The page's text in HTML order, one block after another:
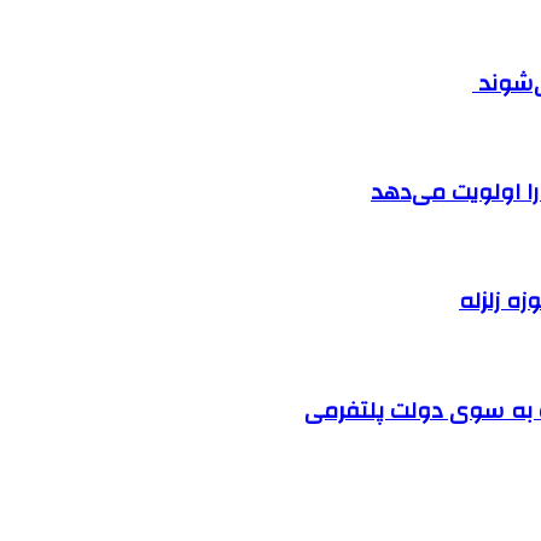
اولویت می‌دهد
زلزله
به سوی دولت پلتفرمی